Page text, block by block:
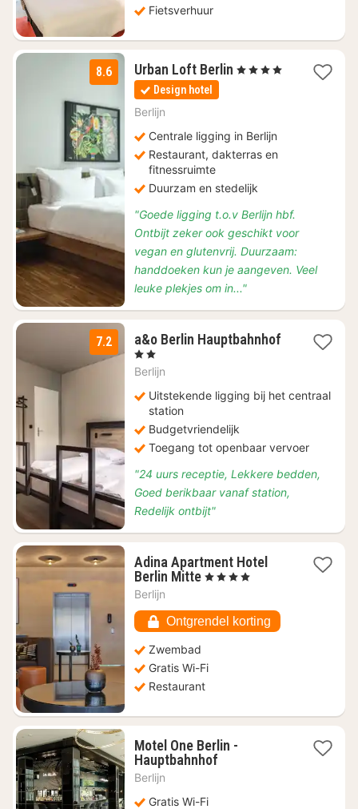
Fietsverhuur
8.6 Urban Loft Berlin 1
, 4 Sterren
Design hotel
Berlijn
Centrale ligging in Berlijn
Restaurant, dakterras en
fitnessruimte
Duurzam en stedelijk
"Goede ligging t.o.v Berlijn hbf.
Ontbijt zeker ook geschikt voor
vegan en glutenvrij. Duurzaam:
handdoeken kun je aangeven. Veel
leuke plekjes om in..."
7.2 a&o Berlin Hauptbahnhof2
nachten
78,92
, 2 Sterren
Berlijn
Uitstekende ligging bij het centraal
station
Budgetvriendelijk
Toegang tot openbaar vervoer
"24 uurs receptie, Lekkere bedden,
Goed berikbaar vanaf station,
Redelijk ontbijt"
Adina Apartment Hotel
Berlin Mitte1
€
96,84
, 4 Sterren
Berlijn
Ontgrendel korting
Zwembad
Gratis Wi-Fi
Restaurant
Motel One Berlin -
Hauptbahnhof1
Berlijn
Gratis Wi-Fi